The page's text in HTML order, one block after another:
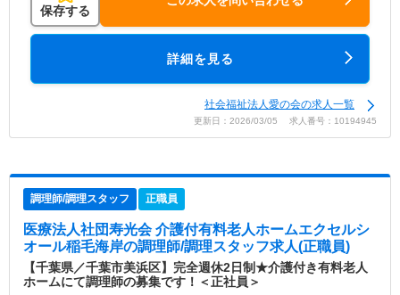
保存する
詳細を見る
社会福祉法人愛の会の求人一覧
更新日：2026/03/05 求人番号：10194945
調理師/調理スタッフ 正職員
医療法人社団寿光会 介護付有料老人ホームエクセルシ
オール稲毛海岸の調理師/調理スタッフ求人(正職員)
【千葉県／千葉市美浜区】完全週休2日制★介護付き有料老人
ホームにて調理師の募集です！＜正社員＞